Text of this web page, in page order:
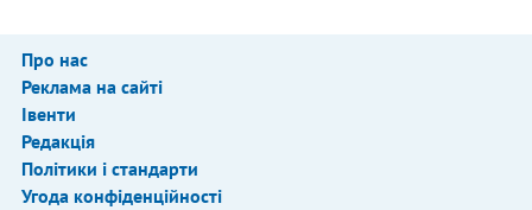
Про нас
Реклама на сайті
Івенти
Редакція
Політики і стандарти
Угода конфіденційності